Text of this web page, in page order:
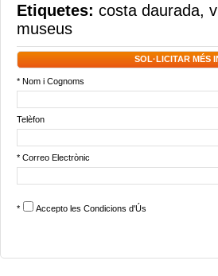
Etiquetes: costa daurada,
museus
SOL·LICITAR MÉS
* Nom i Cognoms
Telèfon
* Correo Electrònic
* Accepto les Condicions d'Ús